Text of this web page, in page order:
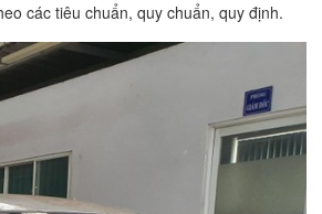
các tiêu chuẩn, quy chuẩn, quy định.